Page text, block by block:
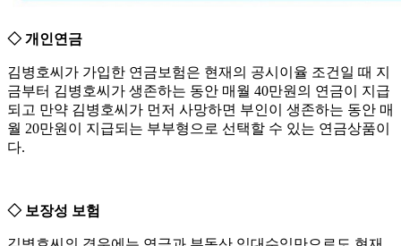
◇ 개인연금
김병호씨가 가입한 연금보험은 현재의 공시이율 조건일 때 지
금부터 김병호씨가 생존하는 동안 매월 40만원의 연금이 지급
되고 만약 김병호씨가 먼저 사망하면 부인이 생존하는 동안 매
월 20만원이 지급되는 부부형으로 선택할 수 있는 연금상품이
다.
◇ 보장성 보험